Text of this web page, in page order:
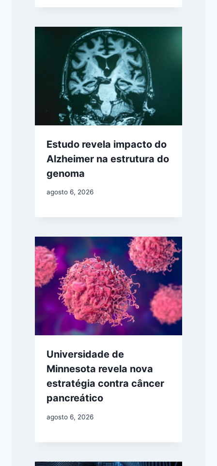
Estudo revela impacto do
Alzheimer na estrutura do
genoma
agosto 6, 2026
Universidade de
Minnesota revela nova
estratégia contra câncer
pancreático
agosto 6, 2026